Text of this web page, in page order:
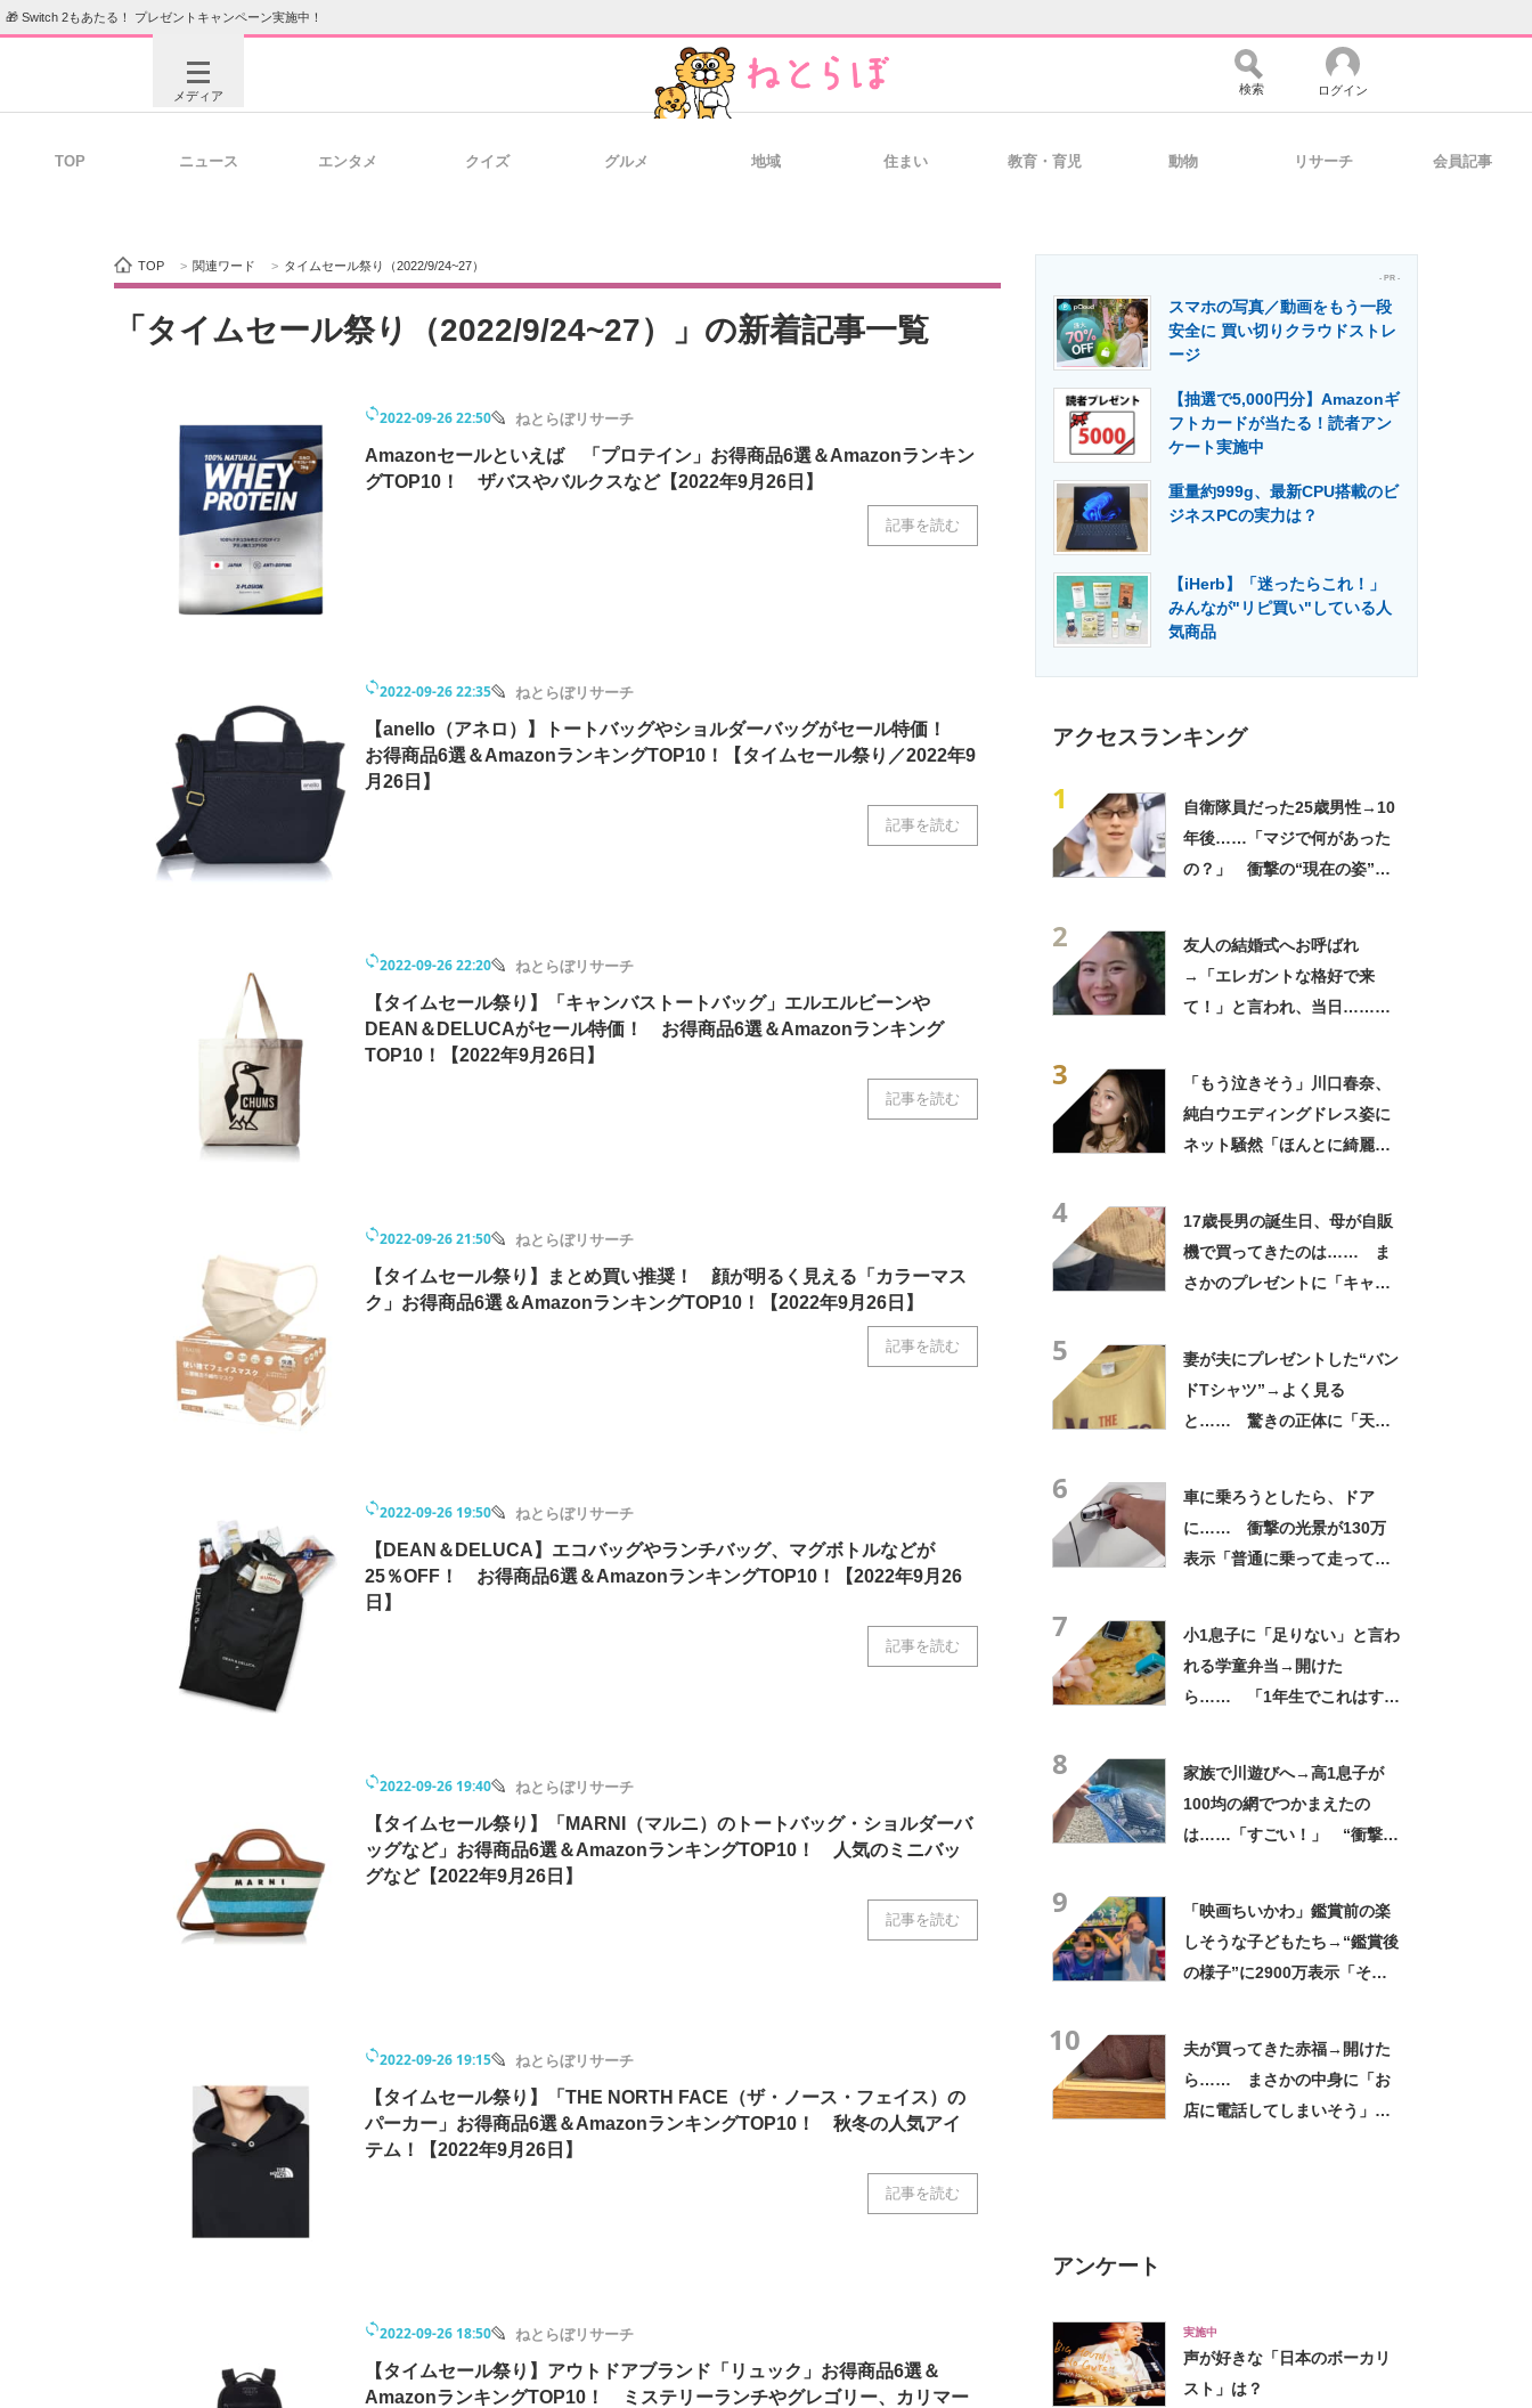
🎁 Switch 2もあたる！ プレゼントキャンペーン実施中！
メディア
企業ITのトレンドを詳説 経営リーダーのコミュニティ マーケ×ITの今がよく分かる
企業向けIT製品の総合サイト 製造業のIT導入・活用を支援
モノづくり技術者専門サイト エネルギーの専門メディア 建設×テクノロジーの最前線
検索 ログイン
TOP ニュース エンタメ クイズ グルメ 地域 住まい 教育・育児 動物 リサーチ 会員記事
TOP > 関連ワード > タイムセール祭り（2022/9/24~27）
「タイムセール祭り（2022/9/24~27）」の新着記事一覧
2022-09-26 22:50 ねとらぼリサーチ
Amazonセールといえば 「プロテイン」お得商品6選＆Amazonランキン
グTOP10！ ザバスやバルクスなど【2022年9月26日】
記事を読む
2022-09-26 22:35 ねとらぼリサーチ
【anello（アネロ）】トートバッグやショルダーバッグがセール特価！
お得商品6選＆AmazonランキングTOP10！【タイムセール祭り／2022年9
月26日】
記事を読む
2022-09-26 22:20 ねとらぼリサーチ
【タイムセール祭り】「キャンバストートバッグ」エルエルビーンや
DEAN＆DELUCAがセール特価！ お得商品6選＆Amazonランキング
TOP10！【2022年9月26日】
記事を読む
2022-09-26 21:50 ねとらぼリサーチ
【タイムセール祭り】まとめ買い推奨！ 顔が明るく見える「カラーマス
ク」お得商品6選＆AmazonランキングTOP10！【2022年9月26日】
記事を読む
2022-09-26 19:50 ねとらぼリサーチ
【DEAN＆DELUCA】エコバッグやランチバッグ、マグボトルなどが
25％OFF！ お得商品6選＆AmazonランキングTOP10！【2022年9月26
日】
記事を読む
2022-09-26 19:40 ねとらぼリサーチ
【タイムセール祭り】「MARNI（マルニ）のトートバッグ・ショルダーバ
ッグなど」お得商品6選＆AmazonランキングTOP10！ 人気のミニバッ
グなど【2022年9月26日】
記事を読む
2022-09-26 19:15 ねとらぼリサーチ
【タイムセール祭り】「THE NORTH FACE（ザ・ノース・フェイス）の
パーカー」お得商品6選＆AmazonランキングTOP10！ 秋冬の人気アイ
テム！【2022年9月26日】
記事を読む
2022-09-26 18:50 ねとらぼリサーチ
【タイムセール祭り】アウトドアブランド「リュック」お得商品6選＆
AmazonランキングTOP10！ ミステリーランチやグレゴリー、カリマー
- PR -
スマホの写真／動画をもう一段
安全に 買い切りクラウドストレ
ージ
【抽選で5,000円分】Amazonギ
フトカードが当たる！読者アン
ケート実施中
重量約999g、最新CPU搭載のビ
ジネスPCの実力は？
【iHerb】「迷ったらこれ！」
みんなが"リピ買い"している人
気商品
アクセスランキング
1
自衛隊員だった25歳男性→10
年後……「マジで何があった
の？」 衝撃の“現在の姿”が
2
友人の結婚式へお呼ばれ
→「エレガントな格好で来
て！」と言われ、当日……ま
3
「もう泣きそう」川口春奈、
純白ウエディングドレス姿に
ネット騒然「ほんとに綺麗」
4
17歳長男の誕生日、母が自販
機で買ってきたのは…… ま
さかのプレゼントに「キャー
5
妻が夫にプレゼントした“バン
ドTシャツ”→よく見る
と…… 驚きの正体に「天
6
車に乗ろうとしたら、ドア
に…… 衝撃の光景が130万
表示「普通に乗って走ってた
7
小1息子に「足りない」と言わ
れる学童弁当→開けた
ら…… 「1年生でこれはすご
8
家族で川遊びへ→高1息子が
100均の網でつかまえたの
は……「すごい！」 “衝撃の
9
「映画ちいかわ」鑑賞前の楽
しそうな子どもたち→“鑑賞後
の様子”に2900万表示「そう
10
夫が買ってきた赤福→開けた
ら…… まさかの中身に「お
店に電話してしまいそう」
アンケート
実施中
声が好きな「日本のボーカリ
スト」は？